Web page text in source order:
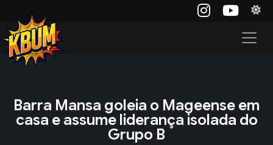
Barra Mansa goleia o Mageense em
casa e assume liderança isolada do
Grupo B